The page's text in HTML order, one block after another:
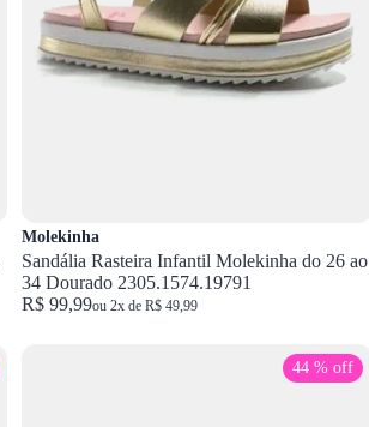
Molekinha
Sandália Rasteira Infantil Molekinha do 26 ao
34 Dourado 2305.1574.19791
R$ 99,99ou 2x de R$ 49,99
44 % off